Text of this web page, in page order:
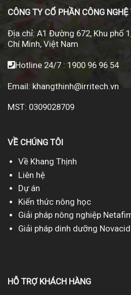
CÔNG TY CỔ PHẦN CÔNG
Địa chỉ: A1 Đường 672, Khu phố
Chí Minh, Việt Nam
Hotline 24/7 : 1900 96 96 54
Email: khangthinh@irritech.vn
MST: 0309028709
VỀ CHÚNG TÔI
Về Khang Thịnh
Liên hệ
Dự án
Kiến thức nông học
Giải pháp nông nghiệp
Giải pháp dinh dưỡng Novacid
HỖ TRỢ KHÁCH HÀNG